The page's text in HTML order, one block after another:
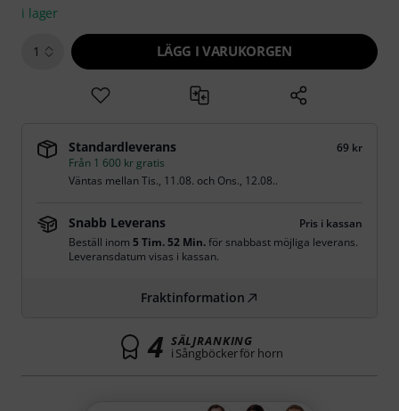
i lager
1 LÄGG I VARUKORGEN
Standardleverans
69 kr
Från 1 600 kr gratis
Väntas mellanTis., 11.08. och Ons., 12.08..
Snabb Leverans
Pris i kassan
Beställ inom 5 Tim. 52 Min.för snabbast möjliga leverans.
Leveransdatum visas i kassan.
Fraktinformation
4 SÄLJRANKING
i Sångböcker för horn